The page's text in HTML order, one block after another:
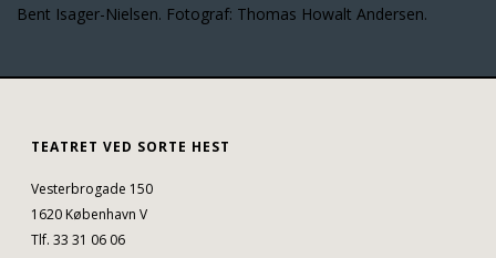
Bent Isager-Nielsen. Fotograf: Thomas Howalt Andersen.
TEATRET VED SORTE HEST
Vesterbrogade 150
1620 København V
Tlf. 33 31 06 06